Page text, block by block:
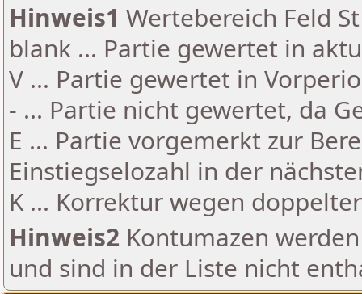
Hinweis1 Wertebereich Feld
blank ... Partie gewertet in
V ... Partie gewertet in
- ... Partie nicht gewertet, da
E ... Partie vorgemerkt zur
Einstiegselozahl in der
K ... Korrektur wegen
Hinweis2 Kontumazen
und sind in der Liste nicht